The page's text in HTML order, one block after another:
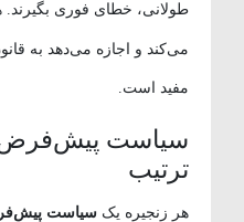
طولانی، خطای فوری
می‌کند و اجازه می‌دهد به
مفید است.
ترتیب
هر زنجیره یک سیاست